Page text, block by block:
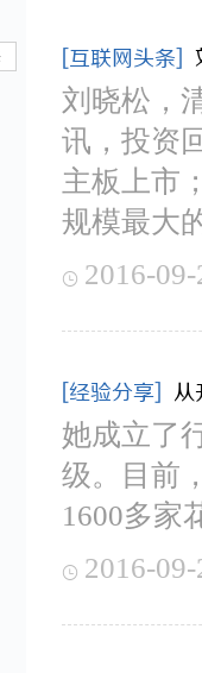
[互联网头条]
刘晓松，
讯，投资
主板上市
规模最大
 2016-
[经验分享]
她成立了
级。目前
1600多家
 2016-